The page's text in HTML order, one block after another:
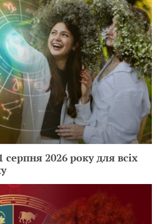
серпня 2026 року для всіх